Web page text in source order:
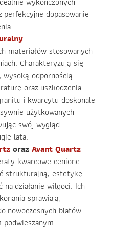
dopasowanie
materiałów stosowanych
Charakteryzują się
odpornością
oraz uszkodzenia
i kwarcytu doskonale
użytkowanych
swój wygląd
lata.
oraz Avant Quartz
kwarcowe cenione
strukturalną, estetykę
działanie wilgoci. Ich
sprawiają,
nowoczesnych blatów
podwieszanym.